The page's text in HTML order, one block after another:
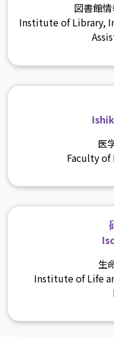
図書館
Institute of Library,
医
Faculty of
生
Institute of Life